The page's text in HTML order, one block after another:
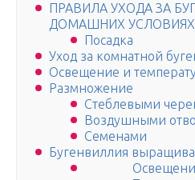
ПРАВИЛА УХОДА ЗА
ДОМАШНИХ УСЛОВИЯХ
Посадка
Уход за комнатной
Освещение и
Размножение
Стеблевыми
Воздушными
Семенами
Бугенвиллия